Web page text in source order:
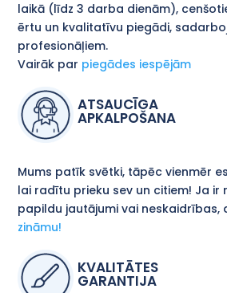
laikā (līdz 3 darba dienām),
ērtu un kvalitatīvu piegādi,
profesionāļiem.
Vairāk par piegādes iespējām
ATSAUCĪGA
APKALPOŠANA
Mums patīk svētki, tāpēc vienmēr
lai radītu prieku sev un citiem! Ja ir
papildu jautājumi vai neskaidrības,
zināmu!
KVALITĀTES
GARANTIJA